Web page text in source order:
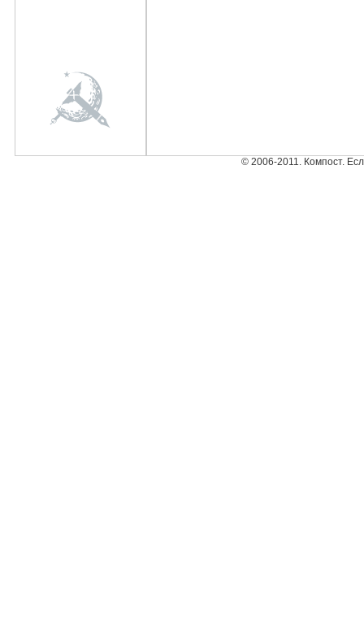
© 2006-2011. Компост.